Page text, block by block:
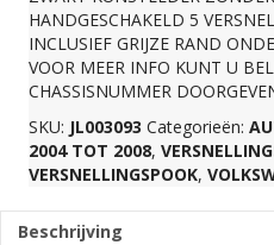
UZD
aantal
HANDGESCHAKELD 5
INCLUSIEF GRIJZE RAND
VOOR MEER INFO KUNT U
CHASSISNUMMER
SKU: JL003093 Categorieën:
2004 TOT 2008,
VERSNELLINGSPOOK,
Beschrijving